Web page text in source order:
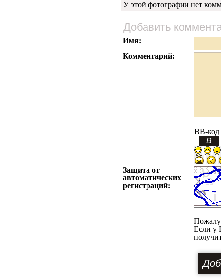
У этой фотографии нет
Добавить
Имя:
Комментарий:
BB-код
Защита от
автоматических
регистраций:
Если у